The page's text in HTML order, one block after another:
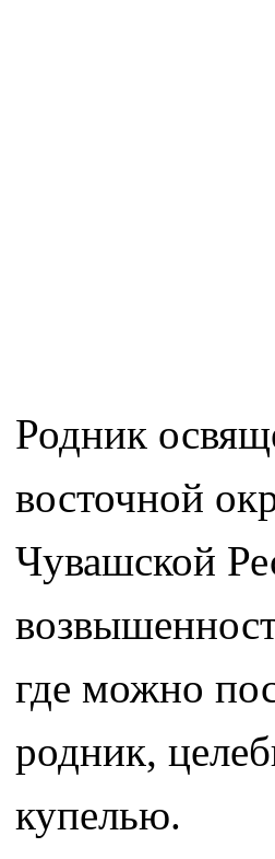
Родник
восточной
Чувашской
где можно
родник,
купелью.